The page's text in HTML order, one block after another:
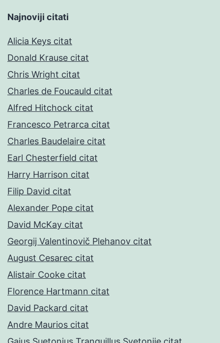
Najnoviji citati
Alicia Keys citat
Donald Krause citat
Chris Wright citat
Charles de Foucauld citat
Alfred Hitchock citat
Francesco Petrarca citat
Charles Baudelaire citat
Earl Chesterfield citat
Harry Harrison citat
Filip David citat
Alexander Pope citat
David McKay citat
Georgij Valentinovič Plehanov citat
August Cesarec citat
Alistair Cooke citat
Florence Hartmann citat
David Packard citat
Andre Maurios citat